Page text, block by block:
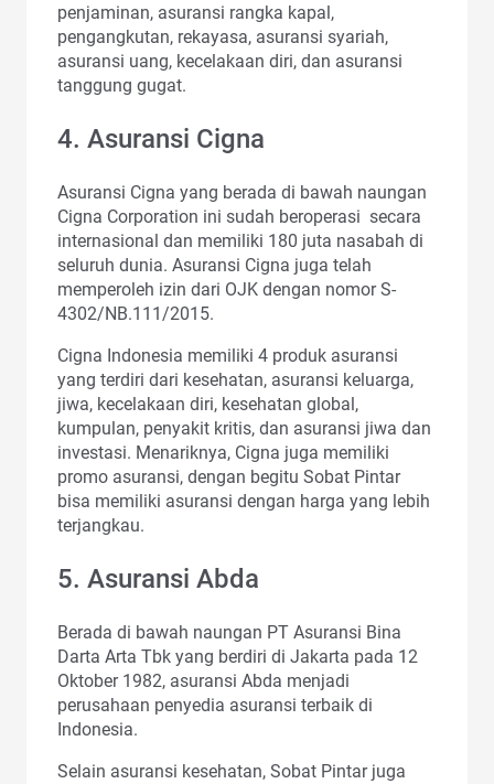
penjaminan, asuransi rangka kapal,
pengangkutan, rekayasa, asuransi syariah,
asuransi uang, kecelakaan diri, dan asuransi
tanggung gugat.
4. Asuransi Cigna
Asuransi Cigna yang berada di bawah naungan
Cigna Corporation ini sudah beroperasi secara
internasional dan memiliki 180 juta nasabah di
seluruh dunia. Asuransi Cigna juga telah
memperoleh izin dari OJK dengan nomor S-
4302/NB.111/2015.
Cigna Indonesia memiliki 4 produk asuransi
yang terdiri dari kesehatan, asuransi keluarga,
jiwa, kecelakaan diri, kesehatan global,
kumpulan, penyakit kritis, dan asuransi jiwa dan
investasi. Menariknya, Cigna juga memiliki
promo asuransi, dengan begitu Sobat Pintar
bisa memiliki asuransi dengan harga yang lebih
terjangkau.
5. Asuransi Abda
Berada di bawah naungan PT Asuransi Bina
Darta Arta Tbk yang berdiri di Jakarta pada 12
Oktober 1982, asuransi Abda menjadi
perusahaan penyedia asuransi terbaik di
Indonesia.
Selain asuransi kesehatan, Sobat Pintar juga